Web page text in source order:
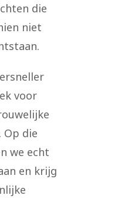
die
niet
voor
Op die
we echt
en krijg